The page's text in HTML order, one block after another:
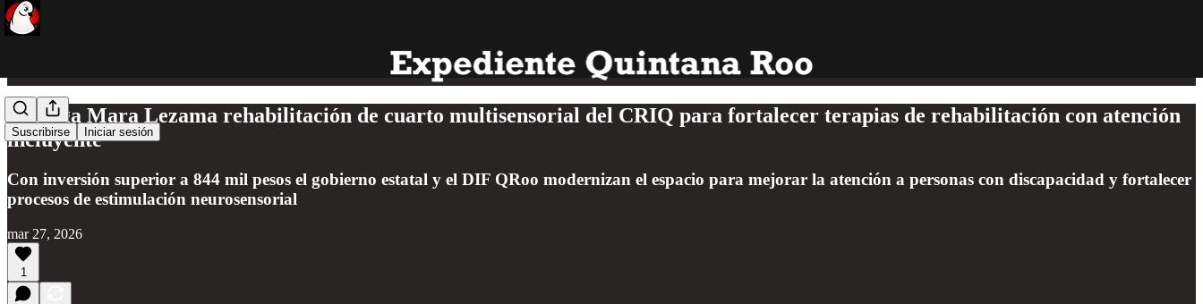
Suscribirse Iniciar sesión
Entrega Mara Lezama rehabilitación de cuarto multisensorial del CRIQ para fortalecer terapias de rehabilitación con atención
incluyente
Con inversión superior a 844 mil pesos el gobierno estatal y el DIF QRoo modernizan el espacio para mejorar la atención a personas con discapacidad y fortalecer
procesos de estimulación neurosensorial
mar 27, 2026
1